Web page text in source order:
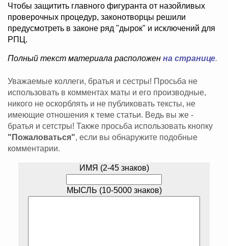
Чтобы защитить главного фигуранта от назойливых
проверочных процедур, законотворцы решили
предусмотреть в законе ряд "дырок" и исключений для
РПЦ.
Полный текст материала расположен на странице.
Уважаемые коллеги, братья и сестры! Просьба не
использовать в комментах маты и его производные,
никого не оскорблять и не публиковать тексты, не
имеющие отношения к теме статьи. Ведь вы же -
братья и сетстры! Также просьба использовать кнопку
"Пожаловаться", если вы обнаружите подобные
комментарии.
ИМЯ (2-45 знаков)
МЫСЛЬ (10-5000 знаков)